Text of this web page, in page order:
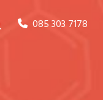
085 303 7178